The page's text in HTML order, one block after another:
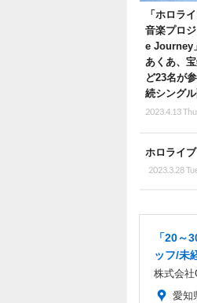
「ホロラ
音楽プロ
e Journey
あくあ、
ど23名が
続シング
2023.4.13
ホロライ
2023.3.28
「20～
ッフ/未
株式会社
愛知